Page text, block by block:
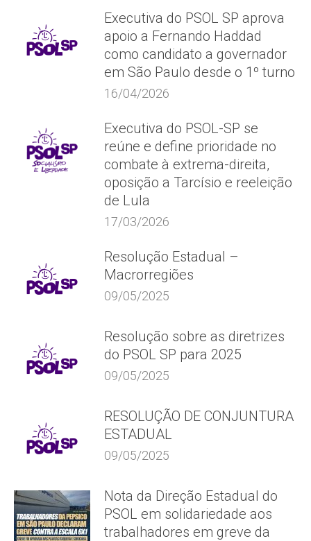
Executiva do PSOL SP aprova
apoio a Fernando Haddad
como candidato a governador
em São Paulo desde o 1º turno
16/04/2026
Executiva do PSOL-SP se
reúne e define prioridade no
combate à extrema-direita,
oposição a Tarcísio e reeleição
de Lula
17/03/2026
Resolução Estadual –
Macrorregiões
09/05/2025
Resolução sobre as diretrizes
do PSOL SP para 2025
09/05/2025
RESOLUÇÃO DE CONJUNTURA
ESTADUAL
09/05/2025
Nota da Direção Estadual do
PSOL em solidariedade aos
trabalhadores em greve da